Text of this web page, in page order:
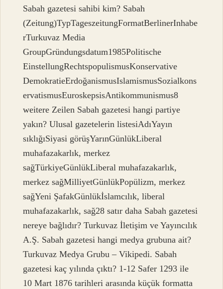
Sabah gazetesi sahibi kim? Sabah
(Zeitung)TypTageszeitungFormatBerlinerInhabe
rTurkuvaz Media
GroupGründungsdatum1985Politische
EinstellungRechtspopulismusKonservative
DemokratieErdoğanismusIslamismusSozialkons
ervatismusEuroskepsisAntikommunismus8
weitere Zeilen Sabah gazetesi hangi partiye
yakın? Ulusal gazetelerin listesiAdıYayın
sıklığıSiyasi görüşYarınGünlükLiberal
muhafazakarlık, merkez
sağTürkiyeGünlükLiberal muhafazakarlık,
merkez sağMilliyetGünlükPopülizm, merkez
sağYeni ŞafakGünlükİslamcılık, liberal
muhafazakarlık, sağ28 satır daha Sabah gazetesi
nereye bağlıdır? Turkuvaz İletişim ve Yayıncılık
A.Ş. Sabah gazetesi hangi medya grubuna ait?
Turkuvaz Medya Grubu – Vikipedi. Sabah
gazetesi kaç yılında çıktı? 1-12 Safer 1293 ile
10 Mart 1876 tarihleri ​​arasında küçük formatta